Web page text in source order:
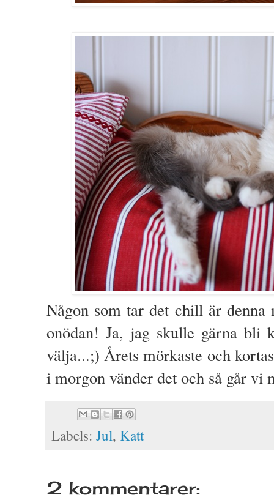
Någon som tar det chill är
onödan! Ja, jag skulle gärna
välja...;) Årets mörkaste och
i morgon vänder det och så går
Labels: Jul, Katt
2 kommentarer: